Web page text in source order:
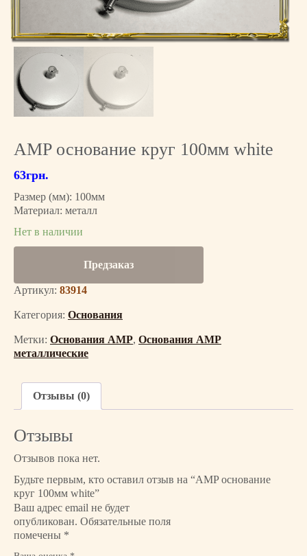
AMP основание круг 100мм white
63грн.
Размер (мм): 100мм
Материал: металл
Нет в наличии
Предзаказ
Артикул: 83914
Категория: Основания
Метки: Основания AMP, Основания AMP
металлические
Отзывы (0)
Отзывы
Отзывов пока нет.
Будьте первым, кто оставил отзыв на “AMP основание
круг 100мм white”
Ваш адрес email не будет
опубликован. Обязательные поля
помечены *